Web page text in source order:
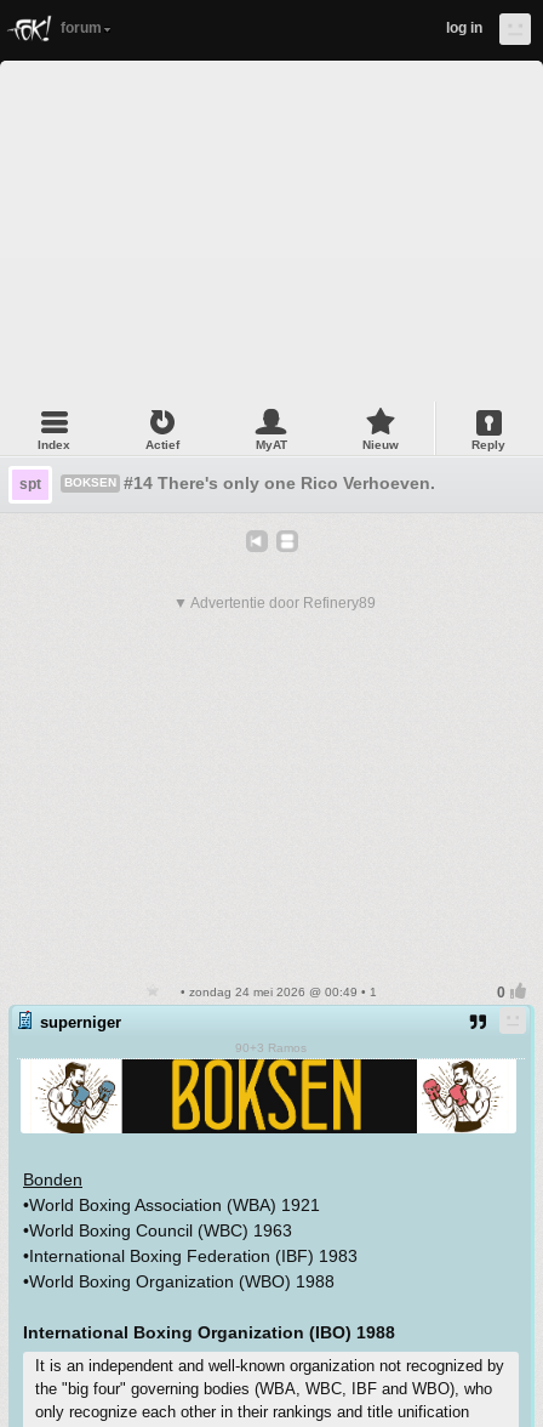
forum log in
Index Actief MyAT Nieuw Reply
spt BOKSEN #14 There's only one Rico Verhoeven.
▼ Advertentie door Refinery89
• zondag 24 mei 2026 @ 00:49 • 1
superniger
90+3 Ramos
Bonden
•World Boxing Association (WBA) 1921
•World Boxing Council (WBC) 1963
•International Boxing Federation (IBF) 1983
•World Boxing Organization (WBO) 1988
International Boxing Organization (IBO) 1988
It is an independent and well-known organization not recognized by
the "big four" governing bodies (WBA, WBC, IBF and WBO), who
only recognize each other in their rankings and title unification